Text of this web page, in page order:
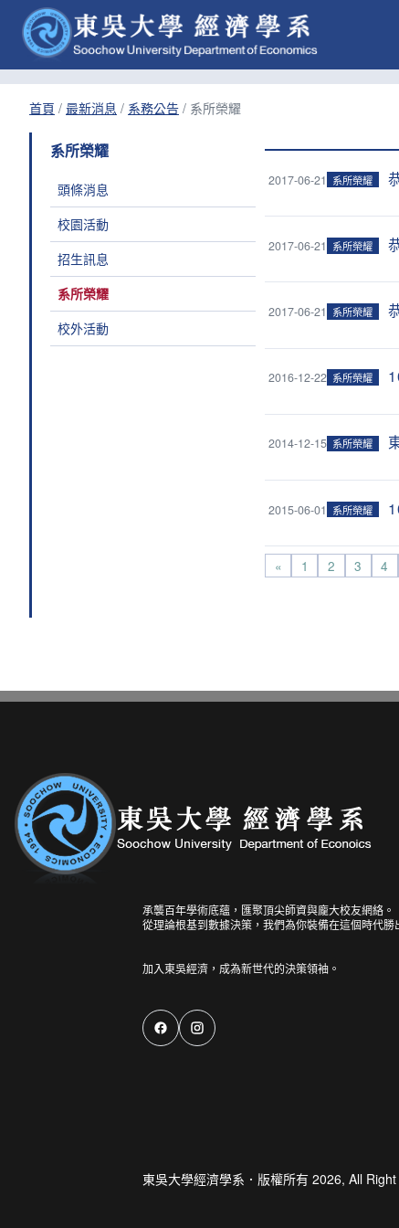
首頁 / 最新消息 / 系務公告 / 系所榮耀
系所榮耀
頭條消息
校園活動
招生訊息
系所榮耀
校外活動
2017-06-21 系所榮耀
2017-06-21 系所榮耀
2017-06-21 系所榮耀
2016-12-22 系所榮耀
2014-12-15 系所榮耀
2015-06-01 系所榮耀
« 1 2 3 4
承襲百年學術底蘊，匯聚頂尖師資與龐大校友網絡。
從理論根基到數據決策，我們為你裝備在這個時代勝
東吳大學經濟學系．版權所有 2026, All